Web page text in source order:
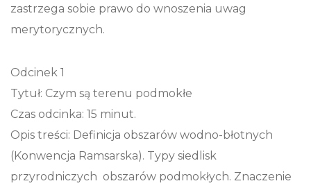
zastrzega sobie prawo do wnoszenia uwag
merytorycznych.
Odcinek 1
Tytuł: Czym są terenu podmokłe
Czas odcinka: 15 minut.
Opis treści: Definicja obszarów wodno-błotnych
(Konwencja Ramsarska). Typy siedlisk
przyrodniczych obszarów podmokłych. Znaczenie